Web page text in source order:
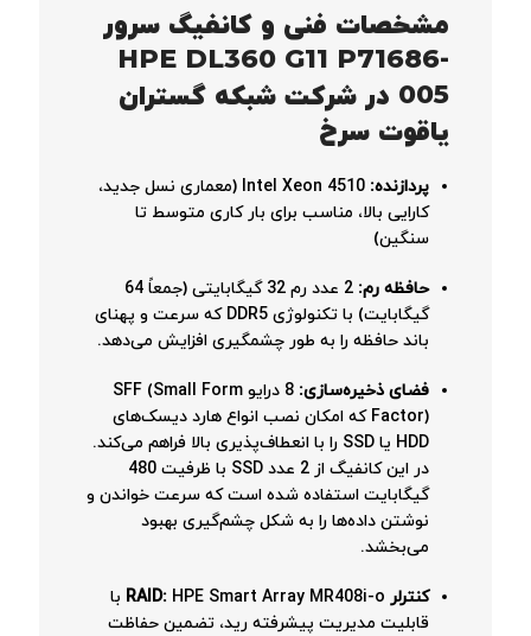
مشخصات فنی و کانفیگ سرور
HPE DL360 G11 P71686-
005 در شرکت شبکه گستران
یاقوت سرخ
پردازنده:
Intel Xeon 4510 (معماری نسل جدید،
کارایی بالا، مناسب برای بار کاری متوسط تا
سنگین)
حافظه رم:
2 عدد رم 32 گیگابایتی (جمعاً 64
گیگابایت) با تکنولوژی DDR5 که سرعت و پهنای
باند حافظه را به طور چشمگیری افزایش می‌دهد.
فضای ذخیره‌سازی:
8 درایو SFF (Small Form
Factor) که امکان نصب انواع هارد دیسک‌های
HDD یا SSD را با انعطاف‌پذیری بالا فراهم می‌کند.
در این کانفیگ از 2 عدد SSD با ظرفیت 480
گیگابایت استفاده شده است که سرعت خواندن و
نوشتن داده‌ها را به شکل چشم‌گیری بهبود
می‌بخشد.
کنترلر RAID:
HPE Smart Array MR408i-o با
قابلیت مدیریت پیشرفته رید، تضمین حفاظت